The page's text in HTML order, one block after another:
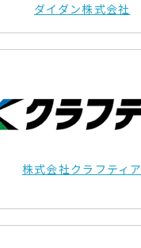
ダイダン株式会社
株式会社クラフティア